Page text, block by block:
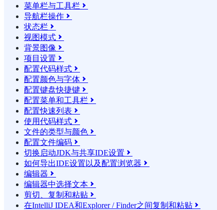
菜单栏与工具栏 
导航栏操作 
状态栏 
视图模式 
背景图像 
项目设置 
配置代码样式 
配置颜色与字体 
配置键盘快捷键 
配置菜单和工具栏 
配置快速列表 
使用代码样式 
文件的类型与颜色 
配置文件编码 
切换启动JDK与共享IDE设置 
如何导出IDE设置以及配置浏览器 
编辑器 
编辑器中选择文本 
剪切、复制和粘贴 
在IntelliJ IDEA和Explorer / Finder之间复制和粘贴 